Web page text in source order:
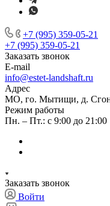
+7 (995) 359-05-21
+7 (995) 359-05-21
Заказать звонок
E-mail
info@estet-landshaft.ru
Адрес
МО, го. Мытищи, д.
Режим работы
Пн. – Пт.: с 9:00 до 21:00
Заказать звонок
Войти